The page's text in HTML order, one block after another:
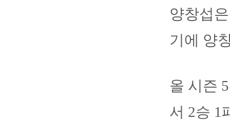
양창섭
기에 양
올 시즌
서 2승 1